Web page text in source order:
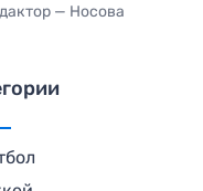
— Носова